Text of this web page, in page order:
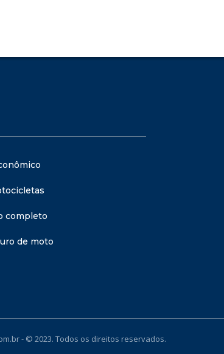
completo
de moto
- © 2023. Todos os direitos reservados.